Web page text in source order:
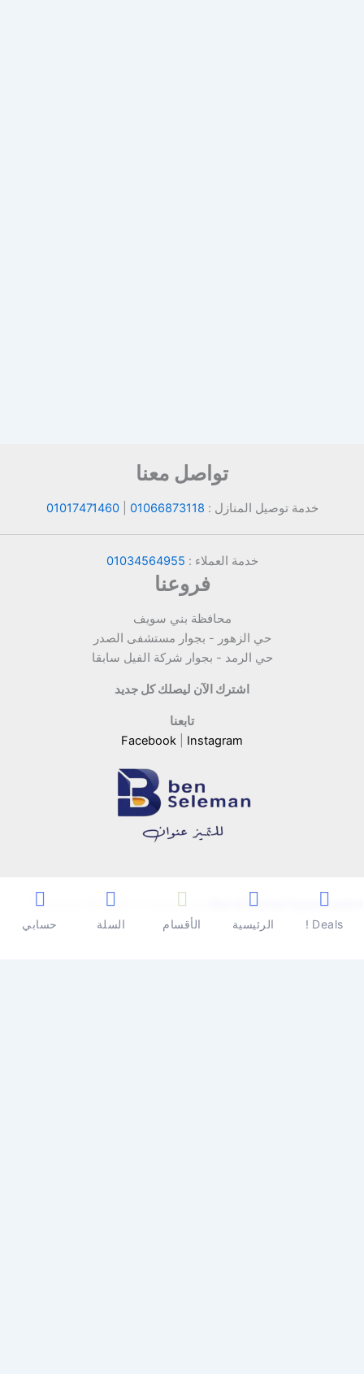
تواصل معنا
خدمة توصيل المنازل : 01066873118
|
01017471460
خدمة العملاء : 01034564955
فروعنا
محافظة بني سويف
حي الزهور - بجوار مستشفى الصدر
حي الرمد - بجوار شركة الفيل سابقا
اشترك الآن ليصلك كل جديد
تابعنا
Facebook
Instagram
Copyright © 2026 | Powered by Ben Seleman Hypermarket
Deals ! الرئيسية الأقسام السلة حسابي